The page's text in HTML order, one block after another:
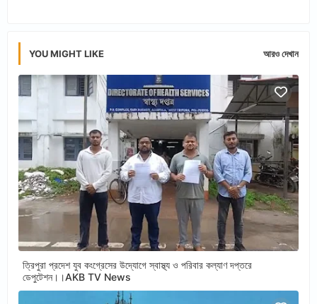
YOU MIGHT LIKE আরও দেখান
ত্রিপুরা প্রদেশ যুব কংগ্রেসের উদ্যোগে স্বাস্থ্য ও পরিবার কল্যাণ দপ্তরে
ডেপুটেশন।।AKB TV News